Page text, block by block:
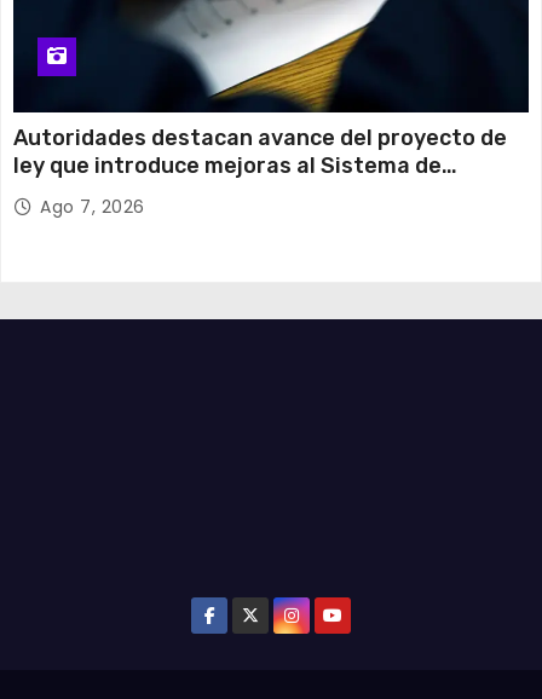
Autoridades destacan avance del proyecto de
ley que introduce mejoras al Sistema de
Admisión Escolar
Ago 7, 2026